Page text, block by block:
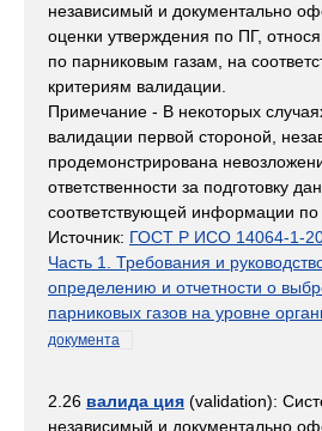
независимый и документально
оценки утверждения по ПГ,
по парниковым газам, на
критериям валидации.
Примечание - В некоторых
валидации первой стороной,
продемонстрирована
ответственности за подготовку
соответствующей информации по
Источник: ГОСТ Р ИСО 14064-1-
Часть 1. Требования и
определению и отчетности о
парниковых газов на уровне
документа
2.26 валида ция (validation):
независимый и документально